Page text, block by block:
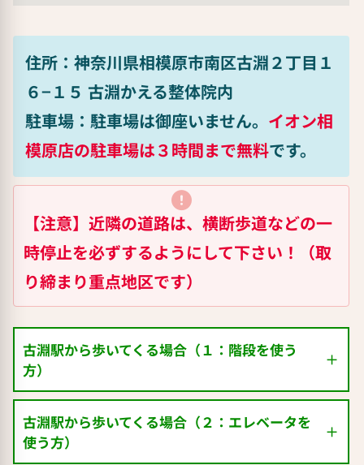
住所：神奈川県相模原市南区古淵２丁目１
６−１５ 古淵かえる整体院内
駐車場：駐車場は御座いません。 イオン相
模原店の駐車場は３時間まで無料です。
【注意】近隣の道路は、横断歩道などの一
時停止を必ずするようにして下さい！（取
り締まり重点地区です）
古淵駅から歩いてくる場合（１：階段を使う
方）
古淵駅から歩いてくる場合（２：エレベータを
使う方）